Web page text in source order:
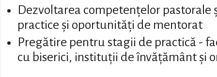
Dezvoltarea competențelor pastorale
practice și oportunități de mentorat
Pregătire pentru stagii de practică -
cu biserici, instituții de învățământ și